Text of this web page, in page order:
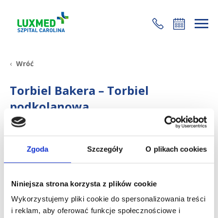
Zgoda Szczegóły O plikach cookies
Niniejsza strona korzysta z plików cookie
Wykorzystujemy pliki cookie do spersonalizowania treści
i reklam, aby oferować funkcje społecznościowe i
+48 22 35 58 200
Wróć
Torbiel Bakera – Torbiel
podkolanowa
Jest charakterystycznym przypadkiem torbieli
galaretowatej, która lokalizuje się w dole
podkolanowym w miejscu kaletki brzuchato-
zmianami zwyrodnieniowymi stawu, u dzieci przyczyny
jej powstawania są niejasne.
Podobnie jak w ganglionach, torbiel Bakera ma